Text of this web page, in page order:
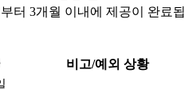
터 3개월 이내에 제공이 완료됩
비고/예외 상황